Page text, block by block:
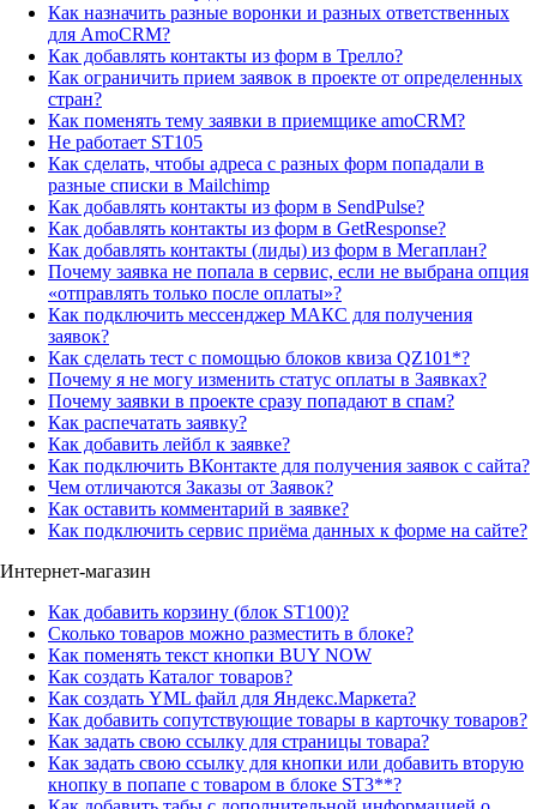
Как назначить разные воронки и разных ответственных
для AmoCRM?
Как добавлять контакты из форм в Трелло?
Как ограничить прием заявок в проекте от определенных
стран?
Как поменять тему заявки в приемщике amoCRM?
Не работает ST105
Как сделать, чтобы адреса с разных форм попадали в
разные списки в Mailchimp
Как добавлять контакты из форм в SendPulse?
Как добавлять контакты из форм в GetResponse?
Как добавлять контакты (лиды) из форм в Мегаплан?
Почему заявка не попала в сервис, если не выбрана опция
«отправлять только после оплаты»?
Как подключить мессенджер МАКС для получения
заявок?
Как сделать тест с помощью блоков квиза QZ101*?
Почему я не могу изменить статус оплаты в Заявках?
Почему заявки в проекте сразу попадают в спам?
Как распечатать заявку?
Как добавить лейбл к заявке?
Как подключить ВКонтакте для получения заявок с сайта?
Чем отличаются Заказы от Заявок?
Как оставить комментарий в заявке?
Как подключить сервис приёма данных к форме на сайте?
Интернет-магазин
Как добавить корзину (блок ST100)?
Сколько товаров можно разместить в блоке?
Как поменять текст кнопки BUY NOW
Как создать Каталог товаров?
Как создать YML файл для Яндекс.Маркета?
Как добавить сопутствующие товары в карточку товаров?
Как задать свою ссылку для страницы товара?
Как задать свою ссылку для кнопки или добавить вторую
кнопку в попапе с товаром в блоке ST3**?